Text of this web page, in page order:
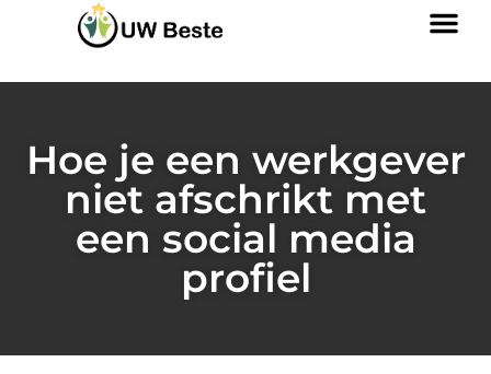
Hoe je een werkgever
niet afschrikt met
een social media
profiel